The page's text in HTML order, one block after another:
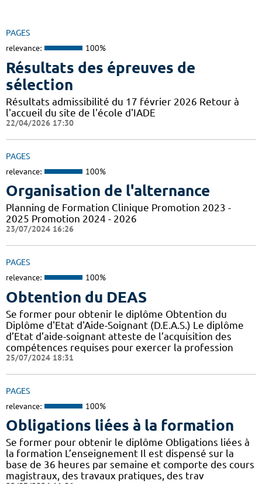
PAGES
relevance: 100%
Résultats des épreuves de
sélection
Résultats admissibilité du 17 février 2026 Retour à
l'accueil du site de l'école d'IADE
22/04/2026 17:30
PAGES
relevance: 100%
Organisation de l'alternance
Planning de Formation Clinique Promotion 2023 -
2025 Promotion 2024 - 2026
23/07/2024 16:26
PAGES
relevance: 100%
Obtention du DEAS
Se former pour obtenir le diplôme Obtention du
Diplôme d'Etat d'Aide-Soignant (D.E.A.S.) Le diplôme
d’Etat d’aide-soignant atteste de l’acquisition des
compétences requises pour exercer la profession
25/07/2024 18:31
PAGES
relevance: 100%
Obligations liées à la formation
Se former pour obtenir le diplôme Obligations liées à
la formation L’enseignement Il est dispensé sur la
base de 36 heures par semaine et comporte des cours
magistraux, des travaux pratiques, des trav